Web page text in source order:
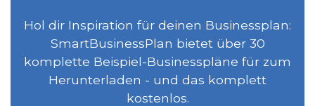
Hol dir Inspiration für deinen Businessplan:
SmartBusinessPlan bietet über 30
komplette Beispiel-Businesspläne für zum
Herunterladen - und das komplett
kostenlos.